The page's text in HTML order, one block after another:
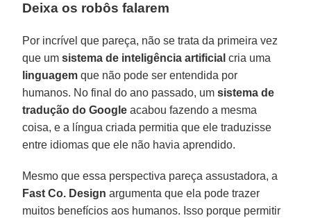
Deixa os robôs falarem
Por incrível que pareça, não se trata da primeira vez
que umsistema de inteligência artificial cria uma
linguagem que não pode ser entendida por
humanos. No final do ano passado, umsistema de
tradução do Google acabou fazendo a mesma
coisa, e a língua criada permitia que ele traduzisse
entre idiomas que ele não havia aprendido.
Mesmo que essa perspectiva pareça assustadora, a
Fast Co. Design argumenta que ela pode trazer
muitos benefícios aos humanos. Isso porque permitir